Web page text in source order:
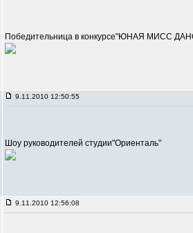
Победительница в конкурсе"ЮНАЯ МИСС
9.11.2010 12:50:55
Шоу руководителей студии"Ориенталь"
9.11.2010 12:56:08